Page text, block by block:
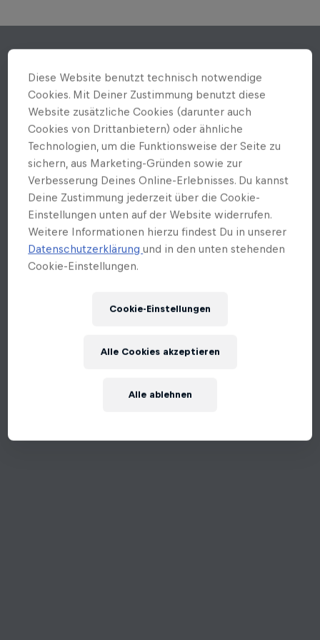
Diese Website benutzt technisch notwendige
Cookies. Mit Deiner Zustimmung benutzt diese
Website zusätzliche Cookies (darunter auch
Cookies von Drittanbietern) oder ähnliche
Technologien, um die Funktionsweise der Seite zu
sichern, aus Marketing-Gründen sowie zur
Verbesserung Deines Online-Erlebnisses. Du kannst
Deine Zustimmung jederzeit über die Cookie-
Einstellungen unten auf der Website widerrufen.
Weitere Informationen hierzu findest Du in unserer
Datenschutzerklärungund in den unten stehenden
Cookie-Einstellungen.
Cookie-Einstellungen
Alle ablehnen
Alle Cookies akzeptieren